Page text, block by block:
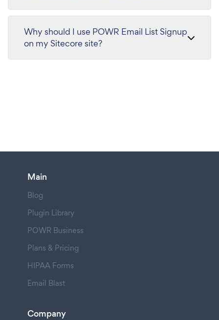
Why should I use POWR Email List Signup
on my Sitecore site?
Main
Blog
Plugin Library
POWR Business
Plans & Pricing
HIPAA Forms
Email Blast
Company